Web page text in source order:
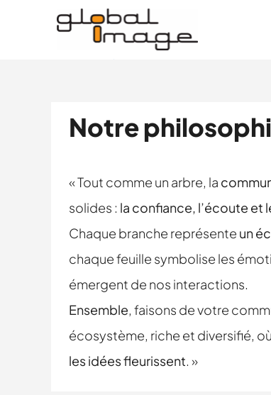
Notre
« Tout comme un arbre, la
solides : la confiance, l’écoute et
Chaque branche représente un
chaque feuille symbolise les
émergent de nos interactions.
Ensemble, faisons de votre
écosystème, riche et diversifié,
les idées fleurissent. »